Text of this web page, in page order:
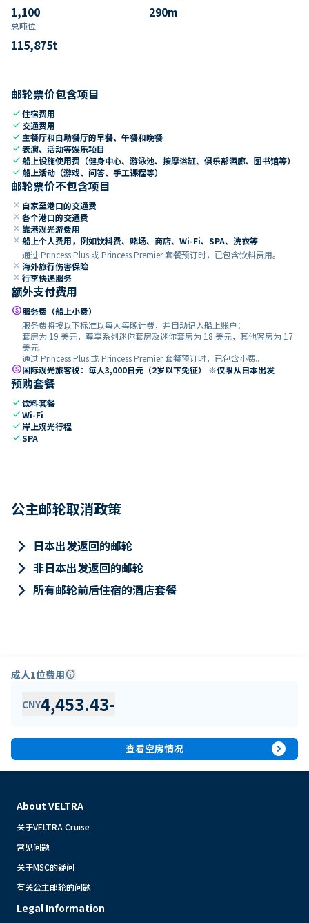
1,100 290m
总吨位
115,875t
邮轮票价包含项目
check住宿费用
check 交通费用
check 主餐厅和自助餐厅的早餐、午餐和晚餐
check表演、活动等娱乐项目
check船上设施使用费（健身中心、游泳池、按摩浴缸、俱乐部酒廊、图书馆等）
check船上活动（游戏、问答、手工课程等）
邮轮票价不包含项目
close 自家至港口的交通费
close 各个港口的交通费
close 靠港观光游费用
close 船上个人费用，例如饮料费、赌场、商店、Wi-Fi、SPA、洗衣等
通过 Princess Plus 或 Princess Premier 套餐预订时，已包含饮料费用。
close 海外旅行伤害保险
close 行李快递服务
额外支付费用
paid服务费（船上小费）
服务费将按以下标准以每人每晚计费，并自动记入船上账户：
套房为 19 美元，尊享系列迷你套房及迷你套房为 18 美元，其他客房为 17
美元。
通过 Princess Plus 或 Princess Premier 套餐预订时，已包含小费。
paid国际观光旅客税：每人3,000日元（2岁以下免征） ※仅限从日本出发
预购套餐
check饮料套餐
checkWi-Fi
check 岸上观光行程
checkSPA
公主邮轮取消政策
keyboard_arrow_right 日本出发返回的邮轮
keyboard_arrow_right 非日本出发返回的邮轮
keyboard_arrow_right 所有邮轮前后住宿的酒店套餐
成人1位费用info
CNY4,453.43-
查看空房情况 expand_circle_right
About VELTRA
关于VELTRA Cruise
常见问题
关于MSC的疑问
有关公主邮轮的问题
Legal Information